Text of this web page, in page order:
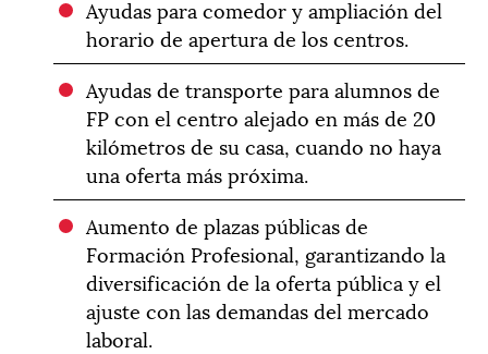
Ayudas para comedor y ampliación del
horario de apertura de los centros.
Ayudas de transporte para alumnos de
FP con el centro alejado en más de 20
kilómetros de su casa, cuando no haya
una oferta más próxima.
Aumento de plazas públicas de
Formación Profesional, garantizando la
diversificación de la oferta pública y el
ajuste con las demandas del mercado
laboral.